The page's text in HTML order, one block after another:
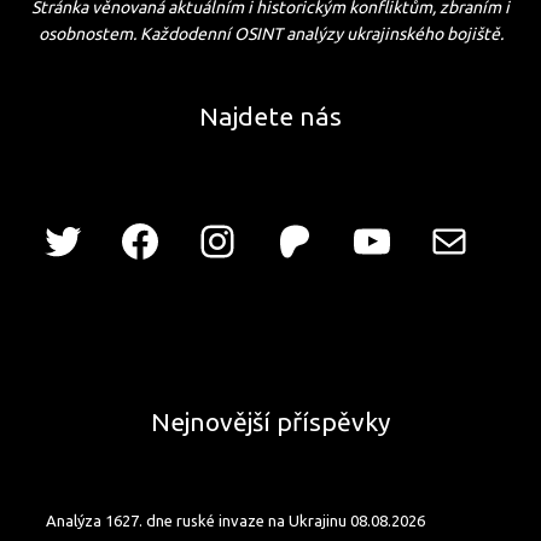
Stránka věnovaná aktuálním i historickým konfliktům, zbraním i
osobnostem. Každodenní OSINT analýzy ukrajinského bojiště.
Najdete nás
Nejnovější příspěvky
Analýza 1627. dne ruské invaze na Ukrajinu 08.08.2026